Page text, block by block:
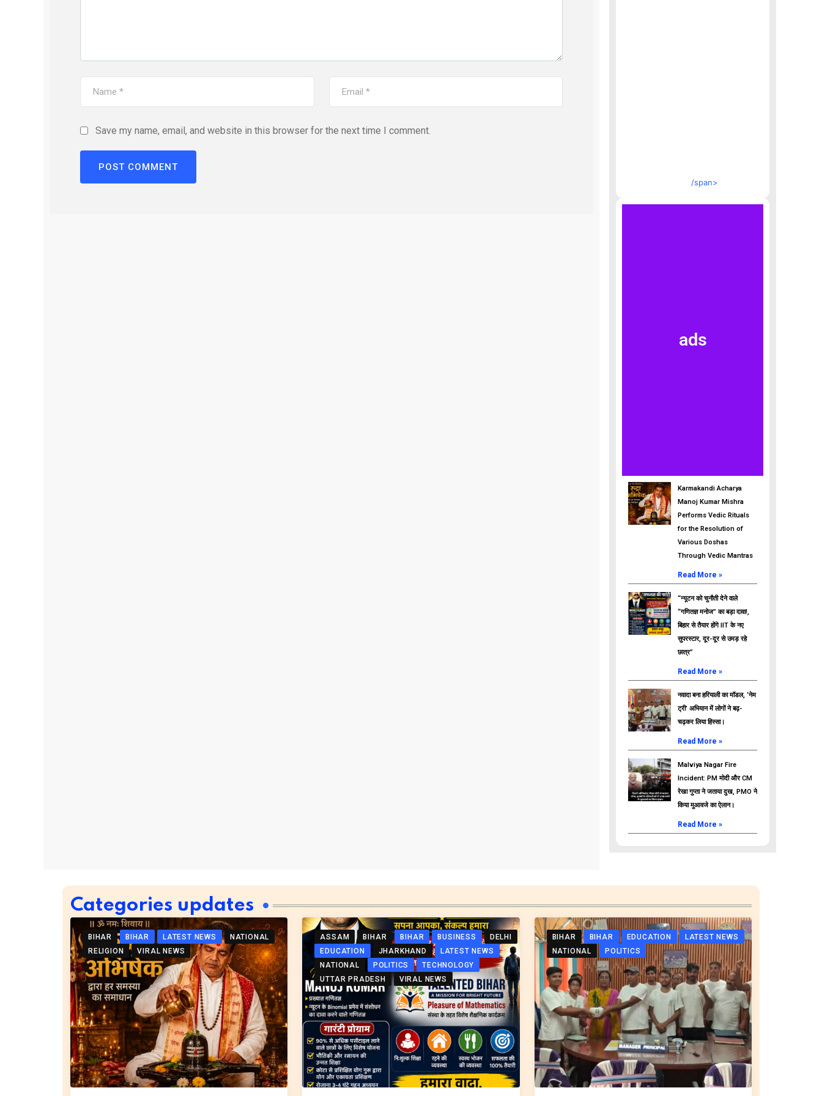
Save my name, email, and website in this browser for the next time I comment.
/span>
ads
Karmakandi Acharya
Manoj Kumar Mishra
Performs Vedic Rituals
for the Resolution of
Various Doshas
Through Vedic Mantras
Read More »
“न्यूटन को चुनौती देने वाले
“गणितज्ञ मनोज” का बड़ा दावा!,
बिहार से तैयार होंगे IIT के नए
सुपरस्टार, दूर-दूर से उमड़ रहे
छात्र”
Read More »
नवादा बना हरियाली का मॉडल, ‘नेम
ट्री’ अभियान में लोगों ने बढ़-
चढ़कर लिया हिस्सा।
Read More »
Malviya Nagar Fire
Incident: PM मोदी और CM
रेखा गुप्ता ने जताया दुख, PMO ने
किया मुआवजे का ऐलान।
Read More »
Categories updates
BIHAR BIHAR LATEST NEWS
NATIONAL
RELIGION
VIRAL NEWS
ASSAM BIHAR BIHAR BUSINESS
DELHI
EDUCATION
JHARKHAND
LATEST NEWS
NATIONAL
POLITICS
TECHNOLOGY
UTTAR PRADESH
VIRAL NEWS
BIHAR BIHAR EDUCATION
LATEST NEWS
NATIONAL
POLITICS